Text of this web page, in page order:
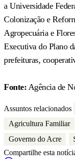
a Universidade
Colonização e
Agropecuária e
Executiva do Plano
prefeituras,
Fonte: Agência de
Assuntos relacionados
Agricultura Familiar
Governo do Acre
Compartilhe esta